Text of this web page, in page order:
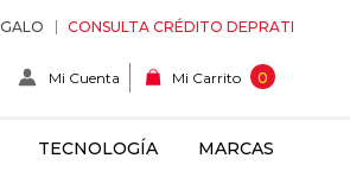
CONSULTA CRÉDITO DEPRATI
Mi Cuenta Mi Carrito 0
TECNOLOGÍA MARCAS